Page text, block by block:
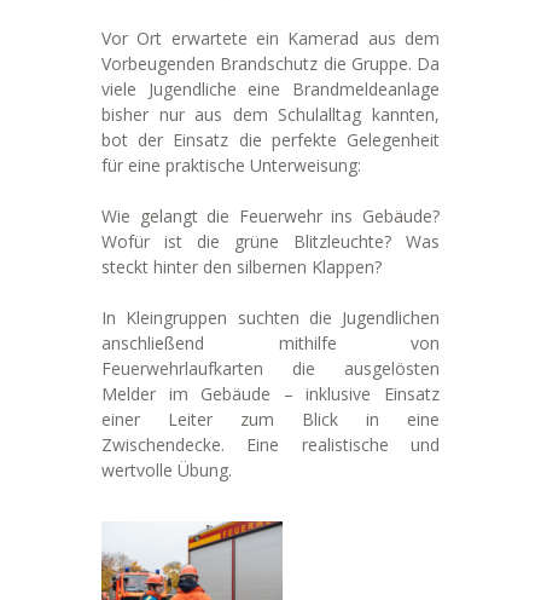
Vor Ort erwartete ein Kamerad aus dem
Vorbeugenden Brandschutz die Gruppe. Da
viele Jugendliche eine Brandmeldeanlage
bisher nur aus dem Schulalltag kannten,
bot der Einsatz die perfekte Gelegenheit
für eine praktische Unterweisung:
Wie gelangt die Feuerwehr ins Gebäude?
Wofür ist die grüne Blitzleuchte? Was
steckt hinter den silbernen Klappen?
In Kleingruppen suchten die Jugendlichen
anschließend mithilfe von
Feuerwehrlaufkarten die ausgelösten
Melder im Gebäude – inklusive Einsatz
einer Leiter zum Blick in eine
Zwischendecke. Eine realistische und
wertvolle Übung.